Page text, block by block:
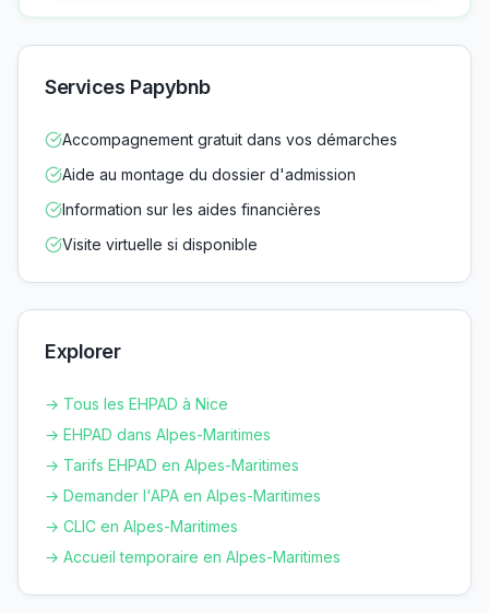
Services Papybnb
Accompagnement gratuit dans vos démarches
Aide au montage du dossier d'admission
Information sur les aides financières
Visite virtuelle si disponible
Explorer
→ Tous les EHPAD à Nice
→ EHPAD dans Alpes-Maritimes
→ Tarifs EHPAD en Alpes-Maritimes
→ Demander l'APA en Alpes-Maritimes
→ CLIC en Alpes-Maritimes
→ Accueil temporaire en Alpes-Maritimes